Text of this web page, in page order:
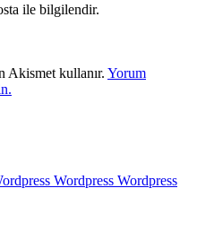
ile bilgilendir.
Akismet kullanır. Yorum
Wordpress Wordpress